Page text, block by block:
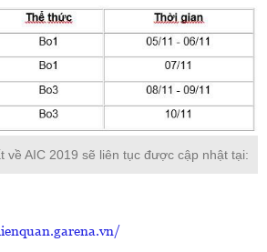
về AIC 2019 sẽ liên tục được cập nhật tại: